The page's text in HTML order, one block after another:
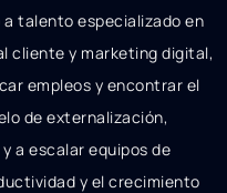
talento especializado en
cliente y marketing digital,
empleos y encontrar el
de externalización,
a escalar equipos de
y el crecimiento